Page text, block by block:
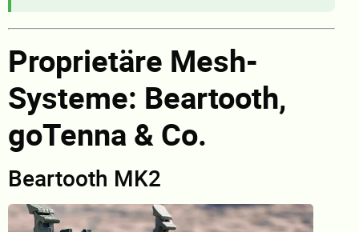
Proprietäre Mesh-
Systeme: Beartooth,
goTenna & Co.
Beartooth MK2